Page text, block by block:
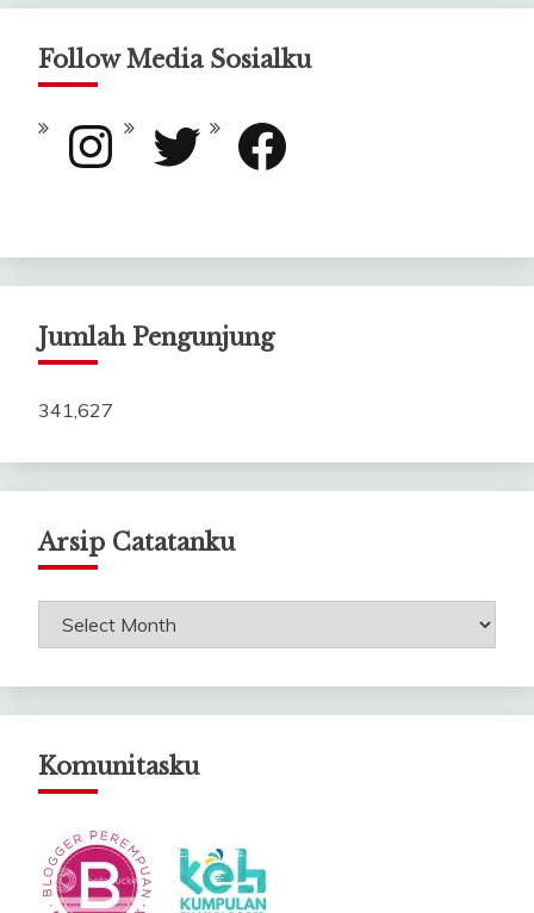
Follow Media Sosialku
Instagram Twitter Facebook
Jumlah Pengunjung
341,627
Arsip Catatanku
Arsip
Komunitasku